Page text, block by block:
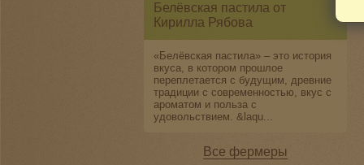
Белёвская пастила от
Кирилла Рябова
«Белёвская пастила» – это история
вкуса, в котором прошлое
переплетается с будущим, древние
традиции с современностью, вкус с
ароматом и польза с
удовольствием. &laqu...
Все фермеры